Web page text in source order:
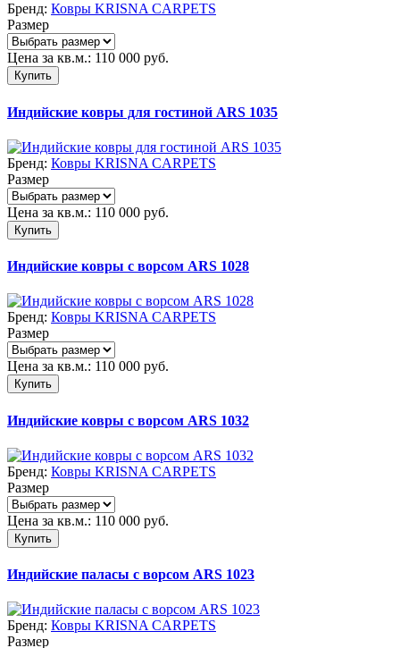
Бренд: Ковры KRISNA CARPETS
Размер
Цена за кв.м.: 110 000 руб.
Купить
Индийские ковры для гостиной ARS 1035
Бренд: Ковры KRISNA CARPETS
Размер
Цена за кв.м.: 110 000 руб.
Купить
Индийские ковры с ворсом ARS 1028
Бренд: Ковры KRISNA CARPETS
Размер
Цена за кв.м.: 110 000 руб.
Купить
Индийские ковры с ворсом ARS 1032
Бренд: Ковры KRISNA CARPETS
Размер
Цена за кв.м.: 110 000 руб.
Купить
Индийские паласы с ворсом ARS 1023
Бренд: Ковры KRISNA CARPETS
Размер